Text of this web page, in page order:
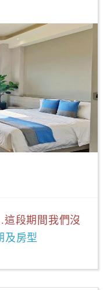
段期間我們沒
及房型